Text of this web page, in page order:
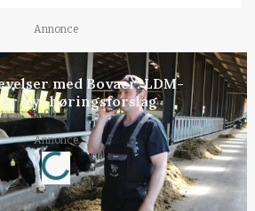
Annonce
med Bovaer: LDM-
nyt høringsforslag
Annonce
Loading...